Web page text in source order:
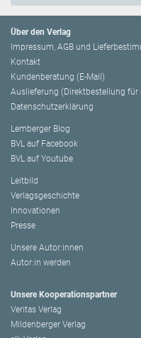
Über den Verlag
Impressum, AGB und
Kontakt
Kundenberatung (E-Mail)
Auslieferung (Direktbestellung für
Datenschutzerklärung
Lemberger Blog
BVL auf Facebook
BVL auf Youtube
Leitbild
Verlagsgeschichte
Innovationen
Presse
Unsere Autor:innen
Autor:in werden
Unsere Kooperationspartner
Veritas Verlag
Mildenberger Verlag